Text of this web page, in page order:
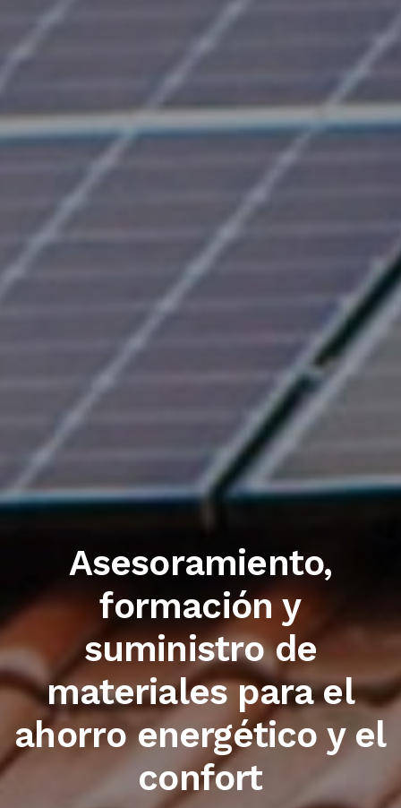
Trabajamos con las
primeras marcas del
sector